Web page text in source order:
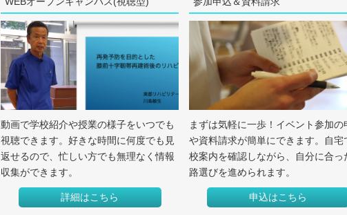
動画で学校紹介や授業の様子をいつでも
視聴できます。好きな時間に何度でも見
返せるので、忙しい方でも無理なく情報
収集ができます。
詳細はこちら
まずは気軽に一歩！イベント参加の
や資料請求が簡単にできます。自宅
校案内を確認しながら、自分に合っ
路選びを進められます。
申込はこちら